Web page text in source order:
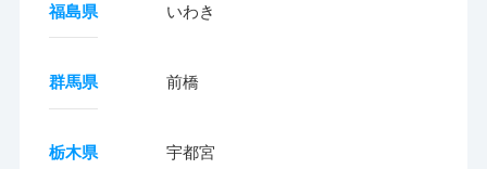
福島県 いわき
群馬県 前橋
栃木県 宇都宮